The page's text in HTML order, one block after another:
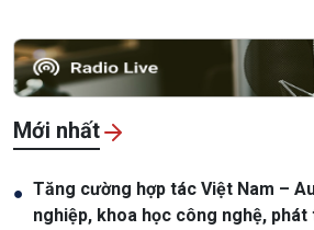
Mới nhất
● Tăng cường hợp tác Việt Nam –
nghiệp, khoa học công nghệ, phát